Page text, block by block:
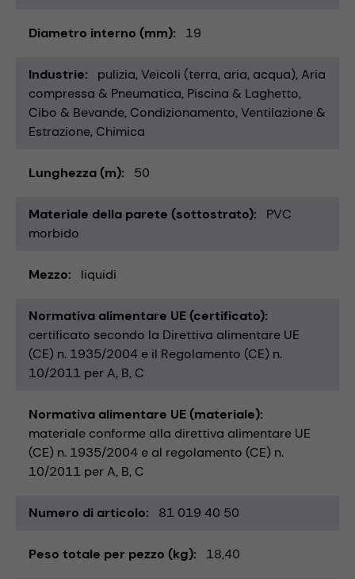
Diametro interno (mm) 19
Industrie pulizia Veicoli (terra, aria, acqua) Aria
compressa & Pneumatica Piscina & Laghetto
Cibo & Bevande Condizionamento, Ventilazione &
Estrazione Chimica
Lunghezza (m) 50
Materiale della parete (sottostrato)
PVC
morbido
Mezzo liquidi
Normativa alimentare UE (certificato)
certificato secondo la Direttiva alimentare UE
(CE) n. 1935/2004 e il Regolamento (CE) n.
10/2011 per A, B, C
Normativa alimentare UE (materiale)
materiale conforme alla direttiva alimentare UE
(CE) n. 1935/2004 e al regolamento (CE) n.
10/2011 per A, B, C
Numero di articolo 81 019 40 50
Peso totale per pezzo (kg) 18,40